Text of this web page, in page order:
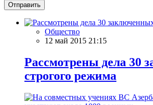
Отправить
Общество
12 май 2015 21:15
Рассмотрены дела 30
строгого режима